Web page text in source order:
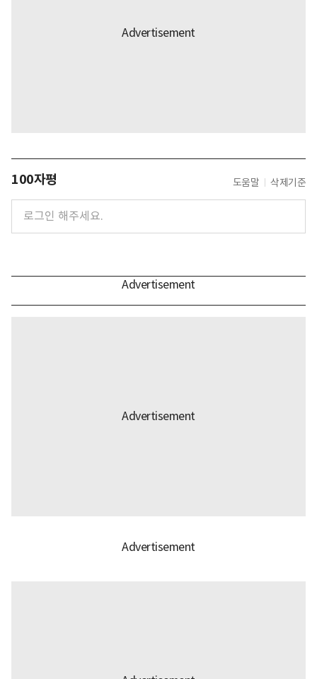
100자평 도움말 삭제기준